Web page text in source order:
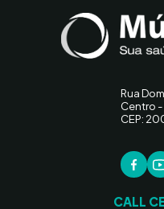
Rua
Centro -
CEP:
CALL